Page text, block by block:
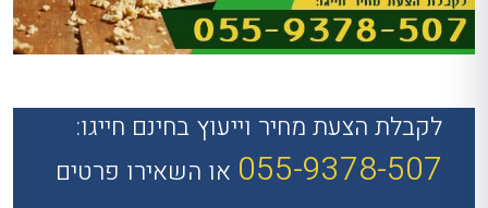
לקבלת הצעת מחיר וייעוץ בחינם חייגו:
055-9378-507 או השאירו פרטים